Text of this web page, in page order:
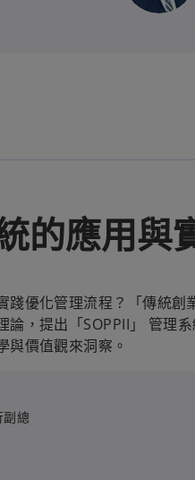
的應用與
優化管理流程？「傳統
，提出「SOPPII」 管理
與價值觀來洞察。
總